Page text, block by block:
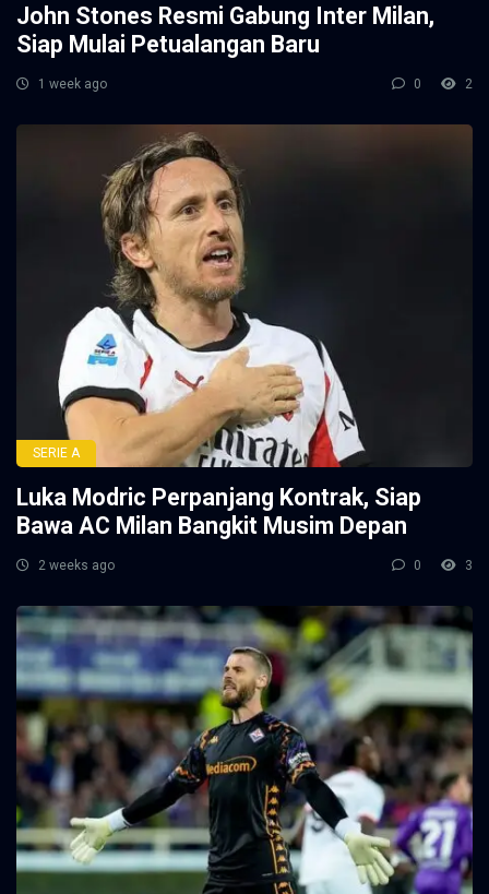
John Stones Resmi Gabung Inter Milan,
Siap Mulai Petualangan Baru
1 week ago 0 2
SERIE A
Luka Modric Perpanjang Kontrak, Siap
Bawa AC Milan Bangkit Musim Depan
2 weeks ago 0 3